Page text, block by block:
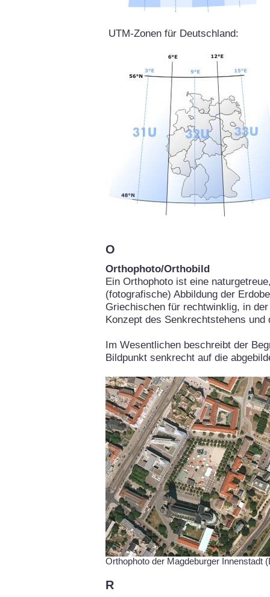
UTM-Zonen für Deutschland:
O
Orthophoto/Orthobild
Ein Orthophoto ist eine
(fotografische) Abbildung der
Griechischen für rechtwinklig, in
Konzept des Senkrechtstehens
Im Wesentlichen beschreibt der
Bildpunkt senkrecht auf die
Orthophoto der Magdeburger Innenstadt
R